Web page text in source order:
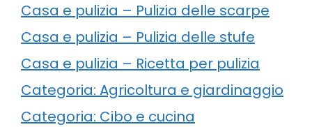
Casa e pulizia – Pulizia delle scarpe
Casa e pulizia – Pulizia delle stufe
Casa e pulizia – Ricetta per pulizia
Categoria: Agricoltura e giardinaggio
Categoria: Cibo e cucina